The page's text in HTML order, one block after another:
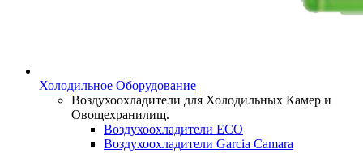
Холодильное Оборудование
Воздухоохладители для Холодильных Камер и
Овощехранилищ.
Воздухоохладители ECO
Воздухоохладители Garcia Camara